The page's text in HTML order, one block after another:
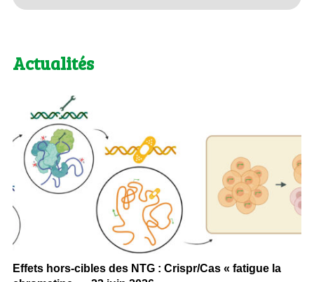
Actualités
Effets hors-cibles des NTG : Crispr/Cas « fatigue la